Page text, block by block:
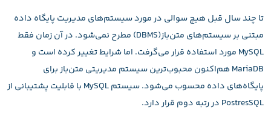
تا چند سال قبل هیچ سوالی در مورد سیستم‌های مدیریت پایگاه‌ داده
مبتنی بر سیستم‌های متن‌باز(DBMS) مطرح نمی‌شود. در آن زمان فقط
MySQL مورد استفاده قرار می‌گرفت. اما شرایط تغییر کرده است و
MariaDB هم‌اکنون محبوب‌ترین سیستم مدیریتی متن‌باز برای
پایگاه‌های داده محسوب می‌شود. سیستم MySQL با قابلیت پشتیبانی از
PostresSQL در رتبه دوم قرار دارد.